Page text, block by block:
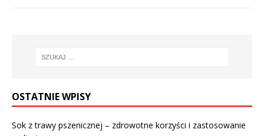
OSTATNIE WPISY
Sok z trawy pszenicznej – zdrowotne korzyści i zastosowanie